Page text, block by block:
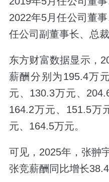
2022年5月任公司董
任公司副董事长、总裁
东方财富数据显示，
薪酬分别为195.4万
元、130.3万元、
164.2万元、151.5万
元、164.5万元。
可见，2025年，张翀
张竞薪酬同比增长